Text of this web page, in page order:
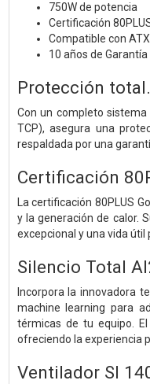
750W de potencia
Certificación
Compatible con
10 años de Garantía
Protección
Con un completo sistema
TCP), asegura una
respaldada por una
Certificación
La certificación 80PLUS
y la generación de calor.
excepcional y una vida
Silencio Total
Incorpora la innovadora
machine learning para
térmicas de tu equipo.
ofreciendo la experiencia
Ventilador SI